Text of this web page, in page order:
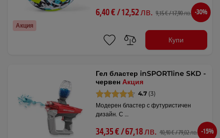
Акция
6,40 € / 12,52 лв. 9,15 € / 17,90 лв. -30%
Купи
Гел бластер inSPORTline SKD -
червенАкция
4.7 (3)
Модерен бластер с футуристичен
дизайн. С …
34,35 € / 67,18 лв. 40,40 € / 79,02 лв. -15%